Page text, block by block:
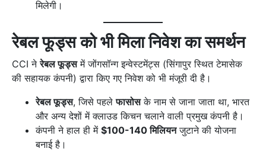
मिलेगी।
रेबल फूड्स को भी मिला निवेश का समर्थन
CCI नेरेबल फूड्समें जोंगसॉन्ग इन्वेस्टमेंट्स (सिंगापुर स्थित टेमासेक
की सहायक कंपनी) द्वारा किए गए निवेश को भी मंजूरी दी है।
रेबल फूड्स, जिसे पहलेफासोसके नाम से जाना जाता था, भारत
और अन्य देशों में क्लाउड किचन चलाने वाली प्रमुख कंपनी है।
कंपनी ने हाल ही में $100-140 मिलियनजुटाने की योजना
बनाई है।